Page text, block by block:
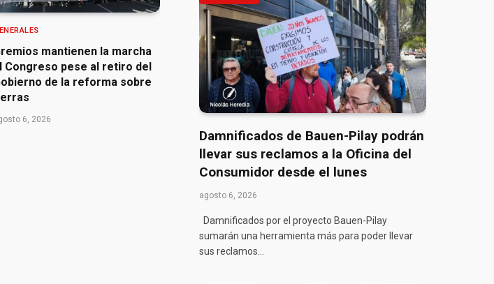
mantienen la marcha
Congreso pese al retiro del
de la reforma sobre
6, 2026
Damnificados de Bauen-Pilay podrán
llevar sus reclamos a la Oficina del
Consumidor desde el lunes
agosto 6, 2026
Damnificados por el proyecto Bauen-Pilay
sumarán una herramienta más para poder llevar
sus reclamos…